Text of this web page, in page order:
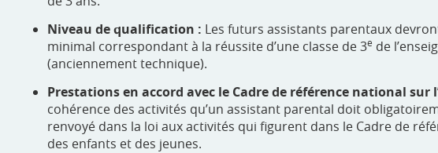
Niveau de qualification : Les futurs assistants parentaux
minimal correspondant à la réussite d’une classe de 3e de
(anciennement technique).
Prestations en accord avec le Cadre de référence national sur
cohérence des activités qu’un assistant parental doit
renvoyé dans la loi aux activités qui figurent dans le Cadre de
des enfants et des jeunes.